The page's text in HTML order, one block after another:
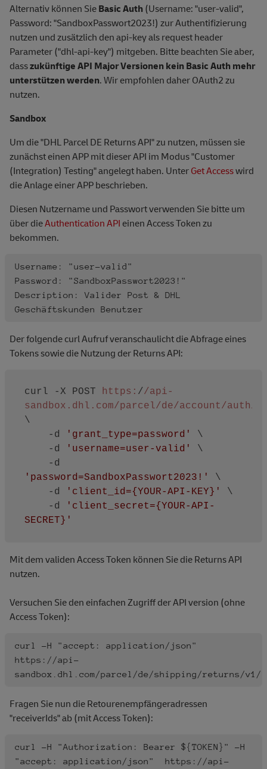
Alternativ können SieBasic Auth(Username: "user-valid",
Password: "SandboxPasswort2023!) zur Authentifizierung
nutzen und zusätzlich den api-key als request header
Parameter ("dhl-api-key") mitgeben. Bitte beachten Sie aber,
dasszukünftige API Major Versionen kein Basic Auth mehr
unterstützen werden. Wir empfohlen daher OAuth2 zu
nutzen.
Sandbox
Um die "DHL Parcel DE Returns API" zu nutzen, müssen sie
zunächst einen APP mit dieser API im Modus "Customer
(Integration) Testing" angelegt haben. UnterGet Accesswird
die Anlage einer APP beschrieben.
Diesen Nutzername und Passwort verwenden Sie bitte um
über dieAuthentication API einen Access Token zu
bekommen.
Username: "user-valid"
Password: "SandboxPasswort2023!"
Description: Valider Post & DHL
Der folgende curl Aufruf veranschaulicht die Abfrage eines
Tokens sowie die Nutzung der Returns API:
curl -X POST https: //api-
sandbox.dhl.com/parcel/de/account/auth/
\
    -d
'grant_type=password'
\
    -d
'username=user-valid'
\
'password=SandboxPasswort2023!'
\
    -d
'client_id={YOUR-API-KEY}'
\
    -d
'client_secret={YOUR-API-
SECRET}'
Mit dem validen Access Token können Sie die Returns API
nutzen.
Versuchen Sie den einfachen Zugriff der API version (ohne
Access Token):
curl -H "accept: application/json"
https://api-
Fragen Sie nun die Retourenempfängeradressen
"receiverIds" ab (mit Access Token):
curl -H "Authorization: Bearer ${TOKEN}" -H
"accept: application/json"  https://api-